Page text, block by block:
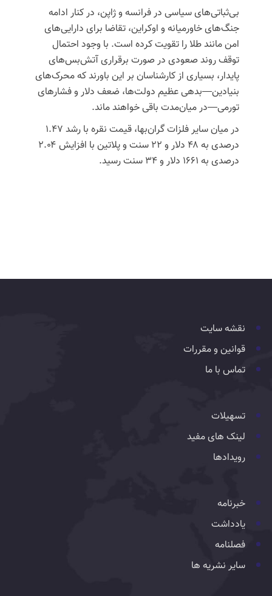
بی‌ثباتی‌های سیاسی در فرانسه و ژاپن، در کنار ادامه
جنگ‌های خاورمیانه و اوکراین، تقاضا برای دارایی‌های
امن مانند طلا را تقویت کرده است. با وجود احتمال
توقف روند صعودی در صورت برقراری آتش‌بس‌های
پایدار، بسیاری از کارشناسان بر این باورند که محرک‌های
بنیادین—بدهی عظیم دولت‌ها، ضعف دلار و فشارهای
تورمی—در میان‌مدت باقی خواهند ماند.
در میان سایر فلزات گران‌بها، قیمت نقره با رشد ۱.۴۷
درصدی به ۴۸ دلار و ۲۲ سنت و پلاتین با افزایش ۲.۰۴
درصدی به ۱۶۶۱ دلار و ۳۴ سنت رسید.
نقشه سایت
قوانین و مقررات
تماس با ما
تسهیلات
لینک های مفید
رویدادها
خبرنامه
یادداشت
فصلنامه
سایر نشریه ها